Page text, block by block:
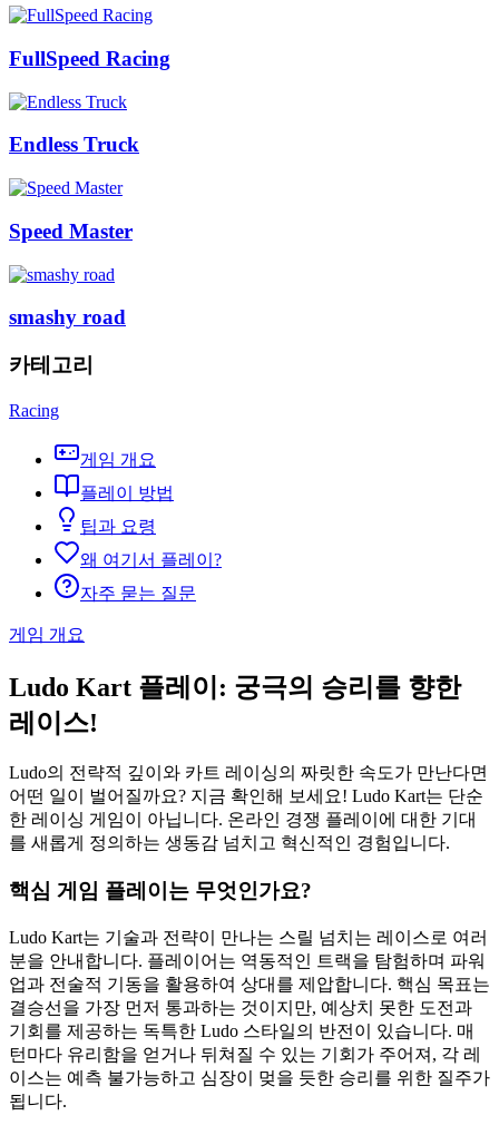
FullSpeed Racing
Endless Truck
Speed Master
smashy road
카테고리
Racing
게임 개요
플레이 방법
팁과 요령
왜 여기서 플레이?
자주 묻는 질문
게임 개요
Ludo Kart 플레이: 궁극의 승리를 향한
레이스!
Ludo의 전략적 깊이와 카트 레이싱의 짜릿한 속도가 만난다면
어떤 일이 벌어질까요? 지금 확인해 보세요! Ludo Kart는 단순
한 레이싱 게임이 아닙니다. 온라인 경쟁 플레이에 대한 기대
를 새롭게 정의하는 생동감 넘치고 혁신적인 경험입니다.
핵심 게임 플레이는 무엇인가요?
Ludo Kart는 기술과 전략이 만나는 스릴 넘치는 레이스로 여러
분을 안내합니다. 플레이어는 역동적인 트랙을 탐험하며 파워
업과 전술적 기동을 활용하여 상대를 제압합니다. 핵심 목표는
결승선을 가장 먼저 통과하는 것이지만, 예상치 못한 도전과
기회를 제공하는 독특한 Ludo 스타일의 반전이 있습니다. 매
턴마다 유리함을 얻거나 뒤쳐질 수 있는 기회가 주어져, 각 레
이스는 예측 불가능하고 심장이 멎을 듯한 승리를 위한 질주가
됩니다.